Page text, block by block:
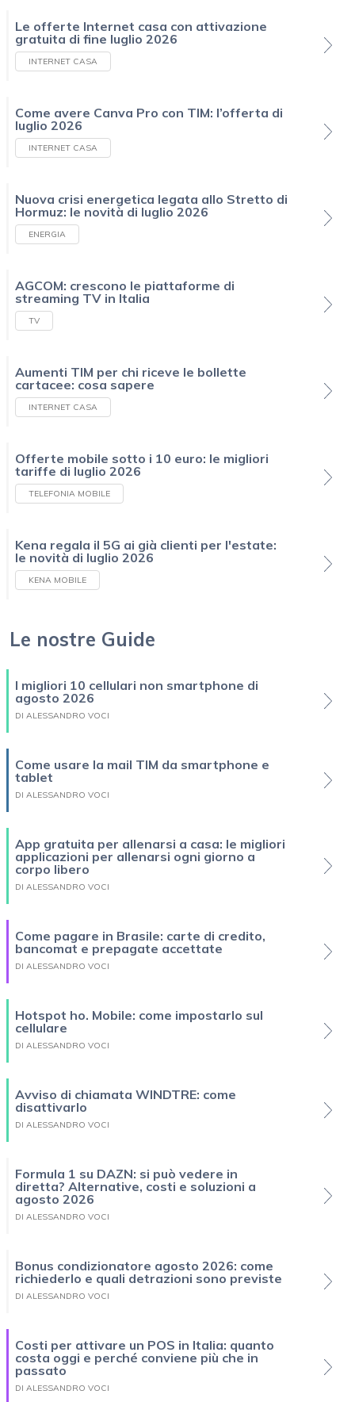
Le offerte Internet casa con attivazione
gratuita di fine luglio 2026
INTERNET CASA
Come avere Canva Pro con TIM: l’offerta di
luglio 2026
INTERNET CASA
Nuova crisi energetica legata allo Stretto di
Hormuz: le novità di luglio 2026
ENERGIA
AGCOM: crescono le piattaforme di
streaming TV in Italia
TV
Aumenti TIM per chi riceve le bollette
cartacee: cosa sapere
INTERNET CASA
Offerte mobile sotto i 10 euro: le migliori
tariffe di luglio 2026
TELEFONIA MOBILE
Kena regala il 5G ai già clienti per l'estate:
le novità di luglio 2026
KENA MOBILE
Le nostre Guide
I migliori 10 cellulari non smartphone di
agosto 2026
DI ALESSANDRO VOCI
Come usare la mail TIM da smartphone e
tablet
DI ALESSANDRO VOCI
App gratuita per allenarsi a casa: le migliori
applicazioni per allenarsi ogni giorno a
corpo libero
DI ALESSANDRO VOCI
Come pagare in Brasile: carte di credito,
bancomat e prepagate accettate
DI ALESSANDRO VOCI
Hotspot ho. Mobile: come impostarlo sul
cellulare
DI ALESSANDRO VOCI
Avviso di chiamata WINDTRE: come
disattivarlo
DI ALESSANDRO VOCI
Formula 1 su DAZN: si può vedere in
diretta? Alternative, costi e soluzioni a
agosto 2026
DI ALESSANDRO VOCI
Bonus condizionatore agosto 2026: come
richiederlo e quali detrazioni sono previste
DI ALESSANDRO VOCI
Costi per attivare un POS in Italia: quanto
costa oggi e perché conviene più che in
passato
DI ALESSANDRO VOCI